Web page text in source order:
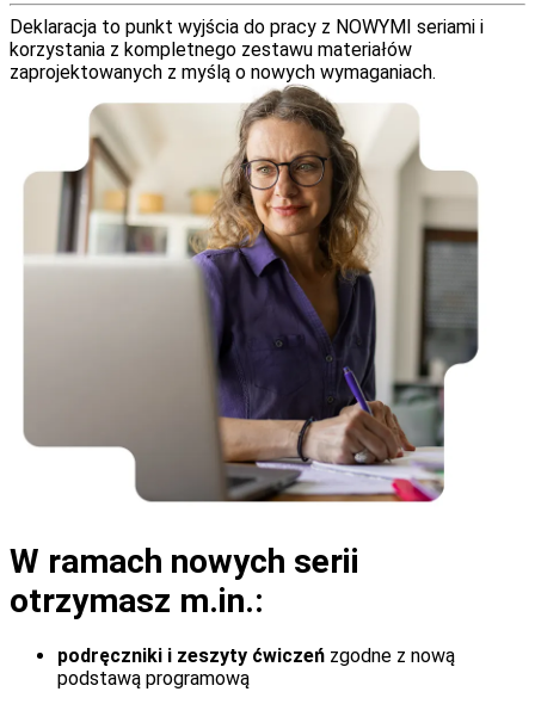
Deklaracja to punkt wyjścia do pracy z NOWYMI seriami i
korzystania z kompletnego zestawu materiałów
zaprojektowanych z myślą o nowych wymaganiach.
W ramach nowych serii
otrzymasz m.in.:
podręczniki i zeszyty ćwiczeń zgodne z nową
podstawą programową